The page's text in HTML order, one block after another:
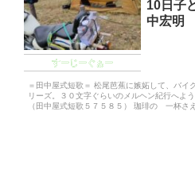
すーじーぐぁー
10日子
中宏明
＝田中屋式短歌＝ 松尾芭蕉に嫉妬して、バイ
リーズ。３０文字ぐらいのメルヘン紀行へ
（田中屋式短歌５７５８５） 珈琲の 一杯さえ